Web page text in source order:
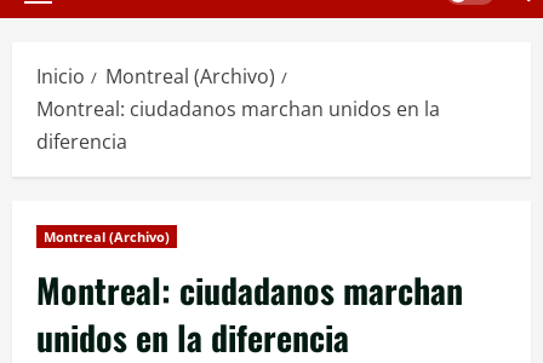
Menú
Inicio
Montreal (Archivo)
Montreal: ciudadanos marchan unidos en la
diferencia
Montreal (Archivo)
Montreal: ciudadanos marchan
unidos en la diferencia